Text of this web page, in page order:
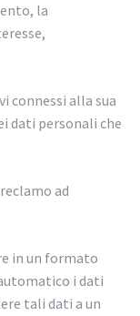
la
connessi alla sua
dati personali che
ad
in un formato
i dati
tali dati a un